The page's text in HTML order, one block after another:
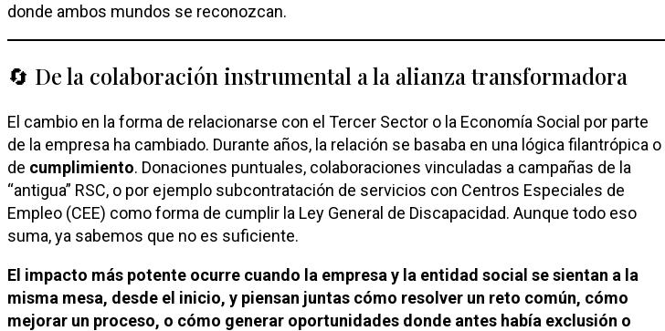
donde ambos mundos se reconozcan.
🔄 De la colaboración instrumental a la alianza transformadora
El cambio en la forma de relacionarse con el Tercer Sector o la Economía Social por parte
de la empresa ha cambiado. Durante años, la relación se basaba en una lógica filantrópica o
de cumplimiento. Donaciones puntuales, colaboraciones vinculadas a campañas de la
“antigua” RSC, o por ejemplo subcontratación de servicios con Centros Especiales de
Empleo (CEE) como forma de cumplir la Ley General de Discapacidad. Aunque todo eso
suma, ya sabemos que no es suficiente.
El impacto más potente ocurre cuando la empresa y la entidad social se sientan a la
misma mesa, desde el inicio, y piensan juntas cómo resolver un reto común, cómo
mejorar un proceso, o cómo generar oportunidades donde antes había exclusión o